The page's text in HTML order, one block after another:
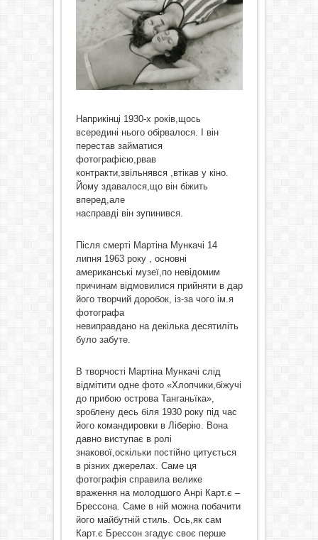
Наприкінці 1930-х років,щось
всередині нього обірвалося. І він
перестав займатися
фотографією,рвав
контракти,звільнявся ,втікав у кіно.
Йому здавалося,що він біжить
вперед,але
насправді він зупинився.
Після смерті Мартіна Мункачі 14
липня 1963 року , основні
американські музеї,по невідомим
причинам відмовилися прийняти в дар
його творчий доробок, із-за чого ім.я
фотографа
невиправдано на декілька десятиліть
було забуте.
В творчості Мартіна Мункачі слід
відмітити одне фото «Хлопчики,біжучі
до прибою острова Танганьїка»,
зроблену десь біля 1930 року під час
його командировки в Ліберію. Вона
давно виступає в ролі
знакової,оскільки постійно цитується
в різних джерелах. Саме ця
фотографія справила велике
враження на молодшого Анрі Карт.є –
Брессона. Саме в ній можна побачити
його майбутній стиль. Ось,як сам
Карт.є Брессон згадує своє перше